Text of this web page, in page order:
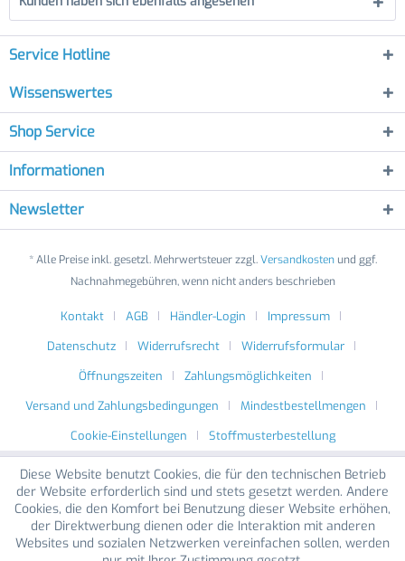
Service Hotline
Wissenswertes
Shop Service
Informationen
Newsletter
* Alle Preise inkl. gesetzl. Mehrwertsteuer zzgl.Versandkostenund ggf.
Nachnahmegebühren, wenn nicht anders beschrieben
Kontakt AGB Händler-Login
Impressum
Datenschutz
Widerrufsrecht
Widerrufsformular
Öffnungszeiten
Zahlungsmöglichkeiten
Versand und Zahlungsbedingungen
Mindestbestellmengen
Cookie-Einstellungen
Stoffmusterbestellung
Diese Website benutzt Cookies, die für den technischen Betrieb
der Website erforderlich sind und stets gesetzt werden. Andere
Cookies, die den Komfort bei Benutzung dieser Website erhöhen,
der Direktwerbung dienen oder die Interaktion mit anderen
Websites und sozialen Netzwerken vereinfachen sollen, werden